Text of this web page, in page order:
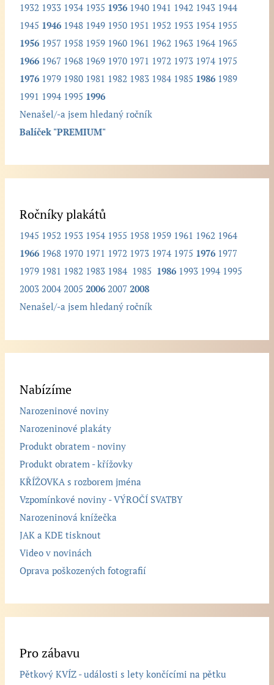
1932 1933 1934 1935 1936 1940 1941 1942 1943 1944
1945 1946 1948 1949 1950 1951 1952 1953 1954 1955
1956 1957 1958 1959 1960 1961 1962 1963 1964 1965
1966 1967 1968 1969 1970 1971 1972 1973 1974 1975
1976 1979 1980 1981 1982 1983 1984 1985 1986 1989
1991 1994 1995 1996
Nenašel/-a jsem hledaný ročník
Balíček "PREMIUM"
Ročníky plakátů
1945 1952 1953 1954 1955 1958 1959 1961 1962 1964
1966 1968 1970 1971 1972 1973 1974 1975 1976 1977
1979 1981 1982 1983 1984 1985 1986 1993 1994 1995
2003 2004 2005 2006 2007 2008
Nenašel/-a jsem hledaný ročník
Nabízíme
Narozeninové noviny
Narozeninové plakáty
Produkt obratem - noviny
Produkt obratem - křížovky
KŘÍŽOVKA s rozborem jména
Vzpomínkové noviny - VÝROČÍ SVATBY
Narozeninová knížečka
JAK a KDE tisknout
Video v novinách
Oprava poškozených fotografií
Pro zábavu
Pětkový KVÍZ - události s lety končícími na pětku